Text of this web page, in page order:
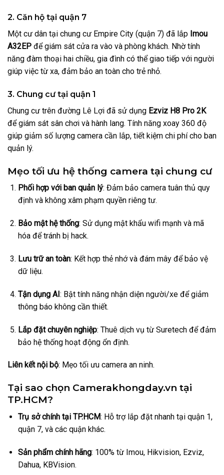
2. Căn hộ tại quận 7
Một cư dân tại chung cư Empire City (quận 7) đã lắp Imou
A32EP để giám sát cửa ra vào và phòng khách. Nhờ tính
năng đàm thoại hai chiều, gia đình có thể giao tiếp với người
giúp việc từ xa, đảm bảo an toàn cho trẻ nhỏ.
3. Chung cư tại quận 1
Chung cư trên đường Lê Lợi đã sử dụng Ezviz H8 Pro 2K
để giám sát sân chơi và hành lang. Tính năng xoay 360 độ
giúp giảm số lượng camera cần lắp, tiết kiệm chi phí cho ban
quản lý.
Mẹo tối ưu hệ thống camera tại chung cư
Phối hợp với ban quản lý: Đảm bảo camera tuân thủ quy
định và không xâm phạm quyền riêng tư.
Bảo mật hệ thống: Sử dụng mật khẩu wifi mạnh và mã
hóa để tránh bị hack.
Lưu trữ an toàn: Kết hợp thẻ nhớ và đám mây để bảo vệ
dữ liệu.
Tận dụng AI: Bật tính năng nhận diện người/xe để giảm
thông báo không cần thiết.
Lắp đặt chuyên nghiệp: Thuê dịch vụ từ Suretech để đảm
bảo hệ thống hoạt động ổn định.
Liên kết nội bộ: Mẹo tối ưu camera an ninh.
Tại sao chọn Camerakhongday.vn tại
TP.HCM?
Trụ sở chính tại TP.HCM: Hỗ trợ lắp đặt nhanh tại quận 1,
quận 7, và các quận khác.
Sản phẩm chính hãng: 100% từ Imou, Hikvision, Ezviz,
Dahua, KBVision.